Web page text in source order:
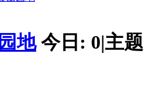
地 今日: 0|主